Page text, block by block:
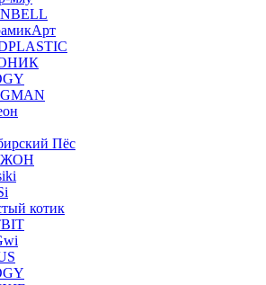
Пёс
котик